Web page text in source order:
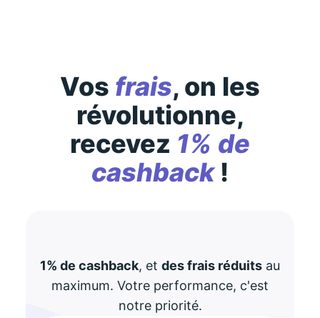
Vos frais, on les
révolutionne,
recevez 1% de
cashback!
1% de cashback, et des frais réduits au
maximum. Votre performance, c'est
notre priorité.